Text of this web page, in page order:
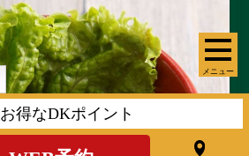
メニュー
お得なDKポイント